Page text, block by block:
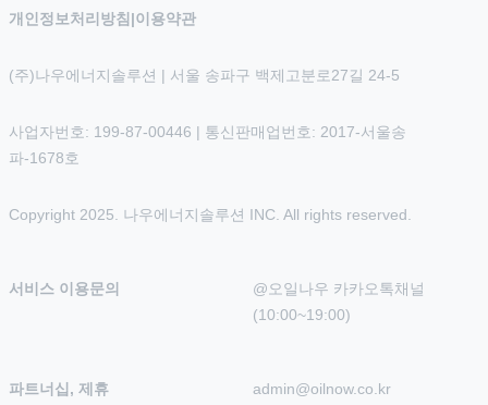
개인정보처리방침 |이용약관
(주)나우에너지솔루션 | 서울 송파구 백제고분로27길 24-5
사업자번호: 199-87-00446 | 통신판매업번호: 2017-서울송
파-1678호
Copyright 2025. 나우에너지솔루션 INC. All rights reserved.
서비스 이용문의
@오일나우 카카오톡채널
(10:00~19:00)
파트너십, 제휴 admin@oilnow.co.kr